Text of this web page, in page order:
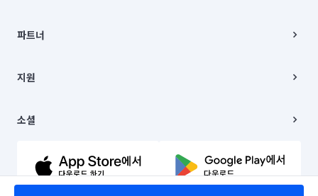
주소 | 본사: 서울특별시 종로구 율곡로 6(중학동, 트윈트리빌딩) B동 5층
컨택센터 : 서울특별시 종로구 수송동 율곡로 24, 7층, 8층 미소
상품, 상품정보, 거래에 관한 의무와 책임은 거래당사자에게 있습니다.
언론 보도 관련 문의:
© 유한회사 미소. Miso, Inc. All Rights Reserved.
채용
파트너
이사
지원
이용약관
문의하기
소셜
유튜브